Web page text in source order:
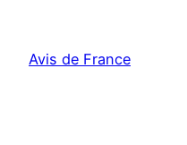
contenu
Avis de France